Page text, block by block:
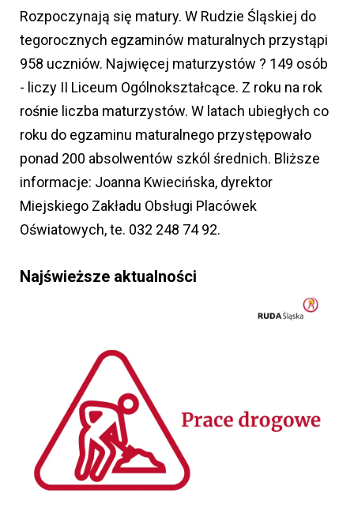
Rozpoczynają się matury. W Rudzie Śląskiej do
tegorocznych egzaminów maturalnych przystąpi
958 uczniów. Najwięcej maturzystów ? 149 osób
- liczy II Liceum Ogólnokształcące. Z roku na rok
rośnie liczba maturzystów. W latach ubiegłych co
roku do egzaminu maturalnego przystępowało
ponad 200 absolwentów szkól średnich. Bliższe
informacje: Joanna Kwiecińska, dyrektor
Miejskiego Zakładu Obsługi Placówek
Oświatowych, te. 032 248 74 92.
Najświeższe aktualności